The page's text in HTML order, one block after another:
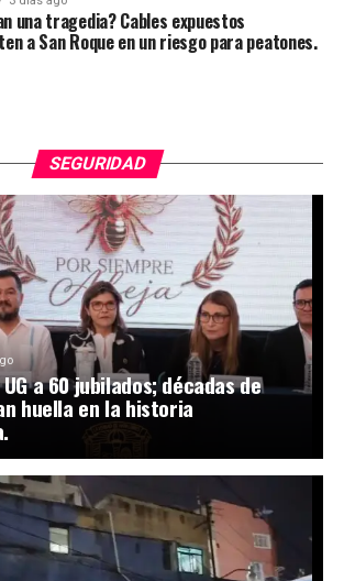
una tragedia? Cables expuestos
a San Roque en un riesgo para peatones.
SEGURIDAD
a 60 jubilados; décadas de
huella en la historia